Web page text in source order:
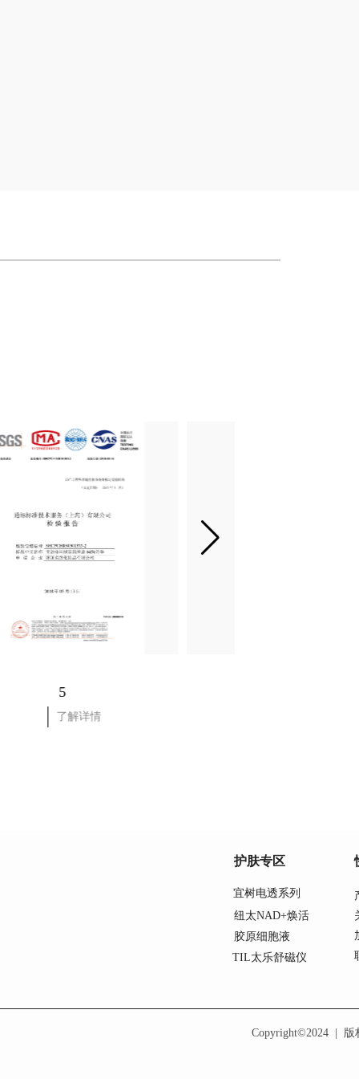
5
了解详情
护肤专区
宜树电透系列
纽太NAD+焕活
胶原细胞液
TIL太乐舒磁仪
Copyright©2024  |